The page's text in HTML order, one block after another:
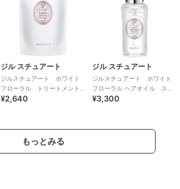
ジル スチュアート
ジルスチュアート ホワイト
フローラル トリートメント
（レフィル）
¥2,640
ジル スチュアート
ジルスチュアート ホワイト
フローラル ヘアオイル スム
ースリペア
¥3,300
もっとみる